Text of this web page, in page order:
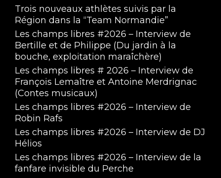
Trois nouveaux athlètes suivis par la
Région dans la “Team Normandie”
Les champs libres #2026 – Interview de
Bertille et de Philippe (Du jardin à la
bouche, exploitation maraîchère)
Les champs libres # 2026 – Interview de
François Lemaître et Antoine Merdrignac
(Contes musicaux)
Les champs libres #2026 – Interview de
Robin Rafs
Les champs libres #2026 – Interview de DJ
Hélios
Les champs libres #2026 – Interview de la
fanfare invisible du Perche